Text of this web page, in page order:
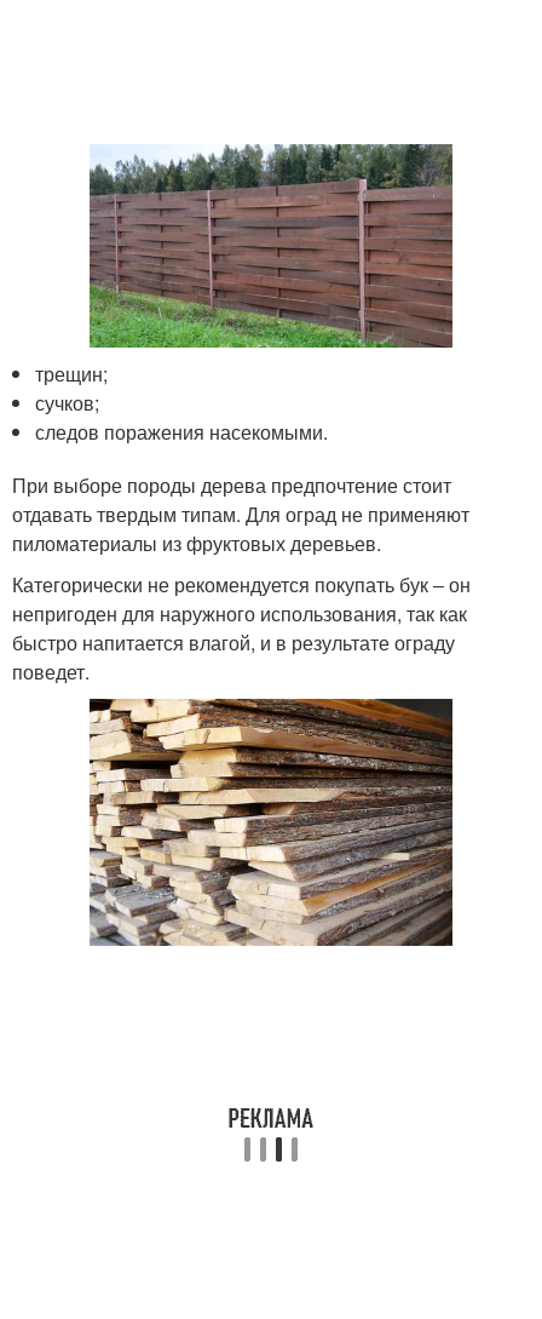
трещин;
сучков;
следов поражения насекомыми.
При выборе породы дерева предпочтение стоит
отдавать твердым типам. Для оград не применяют
пиломатериалы из фруктовых деревьев.
Категорически не рекомендуется покупать бук ‒ он
непригоден для наружного использования, так как
быстро напитается влагой, и в результате ограду
поведет.